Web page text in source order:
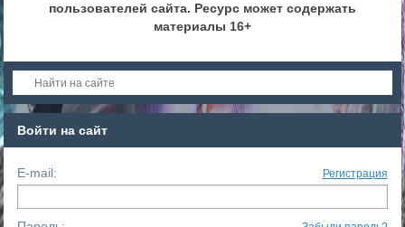
пользователей сайта. Ресурс может содержать
материалы 16+
Войти на сайт
E-mail: Регистрация